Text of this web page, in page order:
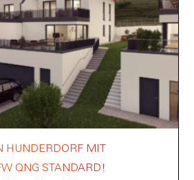
HUNDERDORF MIT
QNG STANDARD!